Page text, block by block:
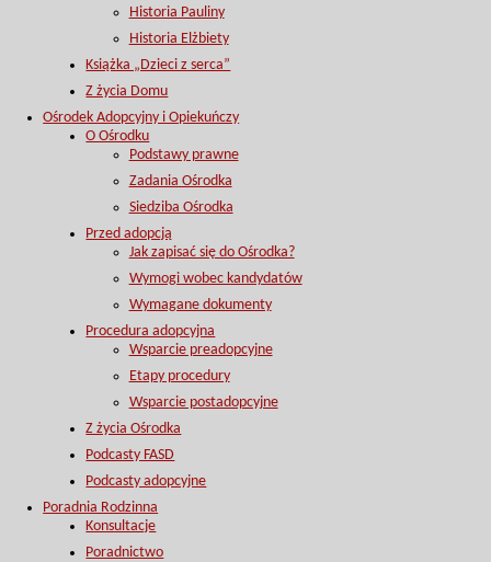
Historia Pauliny
Historia Elżbiety
Książka „Dzieci z serca”
Z życia Domu
Ośrodek Adopcyjny i Opiekuńczy
O Ośrodku
Podstawy prawne
Zadania Ośrodka
Siedziba Ośrodka
Przed adopcją
Jak zapisać się do Ośrodka?
Wymogi wobec kandydatów
Wymagane dokumenty
Procedura adopcyjna
Wsparcie preadopcyjne
Etapy procedury
Wsparcie postadopcyjne
Z życia Ośrodka
Podcasty FASD
Podcasty adopcyjne
Poradnia Rodzinna
Konsultacje
Poradnictwo